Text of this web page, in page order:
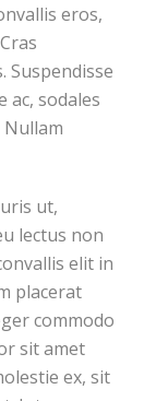
eros,
Suspendisse
ac, sodales
Nullam
ut,
lectus non
elit in
placerat
commodo
sit amet
ex, sit